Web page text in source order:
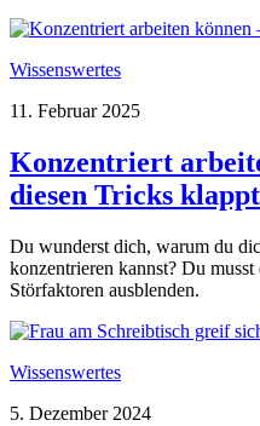
Wissenswertes
11. Februar 2025
Konzentriert
diesen Tricks
Du wunderst dich, warum du
konzentrieren kannst? Du
Störfaktoren ausblenden.
Wissenswertes
5. Dezember 2024